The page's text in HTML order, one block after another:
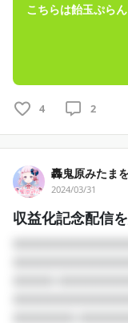
こちらは飴玉ぷら
4 2
轟鬼原みたま
2024/03/31
収益化記念配信